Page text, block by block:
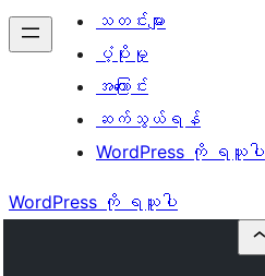
သတင်းများ
ပံ့ပိုးမှု
အကြောင်း
ဆက်သွယ်ရန်
WordPress ကို ရယူပါ
WordPress ကို ရယူပါ